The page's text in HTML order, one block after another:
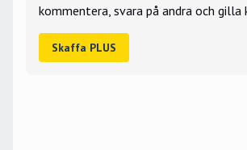
kommentera, svara på andra och gilla
Skaffa PLUS